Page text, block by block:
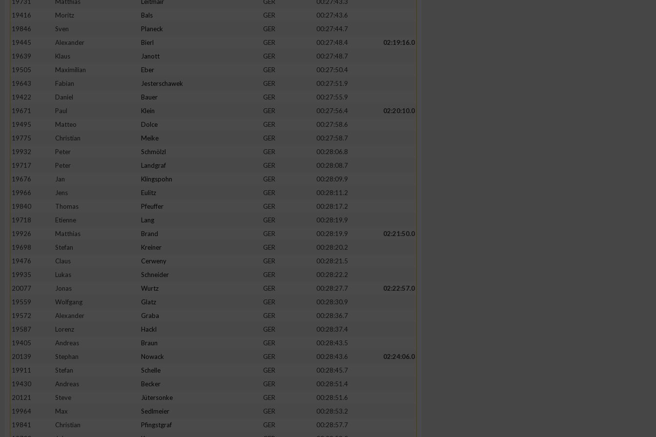
19416
Moritz Bals GER
00:27:43.6
19846
Sven Planeck GER
00:27:44.7
19445
Alexander Bierl GER 00:27:48.4
02:19:16.0
19639
Klaus Janott GER
00:27:48.7
19505
Maximilian Eber GER
00:27:50.4
19643
Fabian Jesterschawek GER
00:27:51.9
19422
Daniel Bauer GER
00:27:55.9
19671
Paul Klein GER 00:27:56.4
02:20:10.0
19495
Matteo Dolce GER
00:27:58.6
19775
Christian Meike GER
00:27:58.7
19932
Peter Schmölzl GER
00:28:06.8
19717
Peter Landgraf GER
00:28:08.7
19676
Jan Klingspohn GER
00:28:09.9
19966
Jens Eulitz GER
00:28:11.2
19840
Thomas Pfeuffer GER
00:28:17.2
19718
Etienne Lang GER
00:28:19.9
19926
Matthias Brand GER 00:28:19.9
02:21:50.0
19698
Stefan Kreiner GER
00:28:20.2
19476
Claus Cerweny GER
00:28:21.5
19935
Lukas Schneider GER
00:28:22.2
20077
Jonas Wurtz GER 00:28:27.7
02:22:57.0
19559
Wolfgang Glatz GER
00:28:30.9
19572
Alexander Graba GER
00:28:36.7
19587
Lorenz Hackl GER
00:28:37.4
19405
Andreas Braun GER
00:28:43.5
20139
Stephan Nowack GER 00:28:43.6
02:24:06.0
19911
Stefan Schelle GER
00:28:45.7
19430
Andreas Becker GER
00:28:51.4
20121
Steve Jütersonke GER
00:28:51.6
19964
Max Sedlmeier GER
00:28:53.2
19841
Christian Pfingstgraf GER
00:28:57.7
Erstellung von Profilen zur Personalisierung von Inhalten
Messung der Werbeleistung
Messung der Performance von Inhalten
Analyse von Zielgruppen durch Statistiken oder Kombinationen von Daten aus
Entwicklung und Verbesserung der Angebote
IAB-Besonderheiten:
Geräte anhand von aktiv angeforderten Informationen identifizieren
Nicht-IAB-Verarbeitungszwecke:
Notwendig
Performance
Funktional